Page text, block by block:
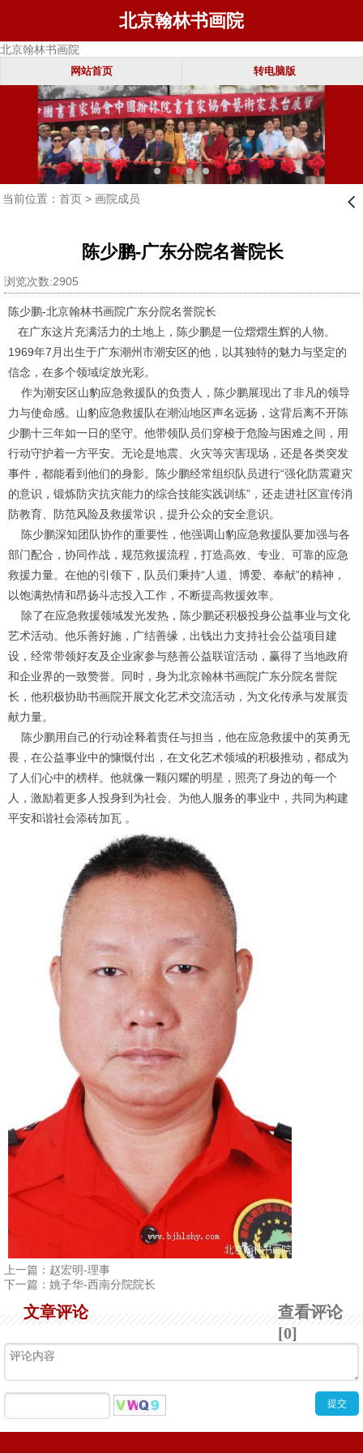
北京翰林书画院
北京翰林书画院
网站首页 转电脑版
1 2 4
当前位置： 首页> 画院成员 󰊒
陈少鹏-广东分院名誉院长
浏览次数:2905
陈少鹏-北京翰林书画院广东分院名誉院长
在广东这片充满活力的土地上，陈少鹏是一位熠熠生辉的人物。
1969年7月出生于广东潮州市潮安区的他，以其独特的魅力与坚定的
信念，在多个领域绽放光彩。
作为潮安区山豹应急救援队的负责人，陈少鹏展现出了非凡的领导
力与使命感。山豹应急救援队在潮汕地区声名远扬，这背后离不开陈
少鹏十三年如一日的坚守。他带领队员们穿梭于危险与困难之间，用
行动守护着一方平安。无论是地震、火灾等灾害现场，还是各类突发
事件，都能看到他们的身影。陈少鹏经常组织队员进行“强化防震避灾
的意识，锻炼防灾抗灾能力的综合技能实践训练”，还走进社区宣传消
防教育、防范风险及救援常识，提升公众的安全意识。
陈少鹏深知团队协作的重要性，他强调山豹应急救援队要加强与各
部门配合，协同作战，规范救援流程，打造高效、专业、可靠的应急
救援力量。在他的引领下，队员们秉持“人道、博爱、奉献”的精神，
以饱满热情和昂扬斗志投入工作，不断提高救援效率。
除了在应急救援领域发光发热，陈少鹏还积极投身公益事业与文化
艺术活动。他乐善好施，广结善缘，出钱出力支持社会公益项目建
设，经常带领好友及企业家参与慈善公益联谊活动，赢得了当地政府
和企业界的一致赞誉。同时，身为北京翰林书画院广东分院名誉院
长，他积极协助书画院开展文化艺术交流活动，为文化传承与发展贡
献力量。
陈少鹏用自己的行动诠释着责任与担当，他在应急救援中的英勇无
畏，在公益事业中的慷慨付出，在文化艺术领域的积极推动，都成为
了人们心中的榜样。他就像一颗闪耀的明星，照亮了身边的每一个
人，激励着更多人投身到为社会、为他人服务的事业中，共同为构建
平安和谐社会添砖加瓦 。
上一篇： 赵宏明-理事
下一篇： 姚子华-西南分院院长
查看评论
[0]
文章评论